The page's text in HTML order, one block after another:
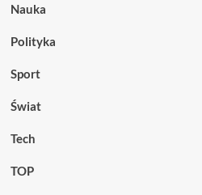
Nauka
Polityka
Sport
Świat
Tech
TOP